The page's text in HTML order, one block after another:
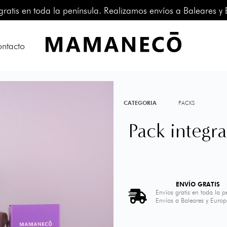
en toda la península. Realizamos envíos a Baleares y
CATEGORIA PACKS
Pack
ENVÍO GRATIS
Envíos gratis en toda la
Envíos a Baleares y